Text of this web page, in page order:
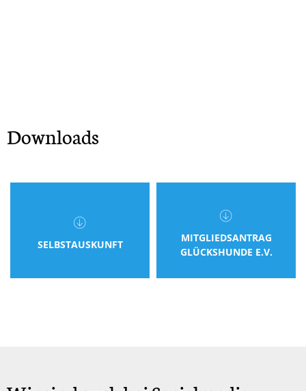
Downloads
SELBSTAUSKUNFT
MITGLIEDSANTRAG
GLÜCKSHUNDE E.V.